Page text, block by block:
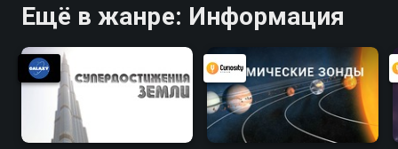
Ещё в жанре: Информация